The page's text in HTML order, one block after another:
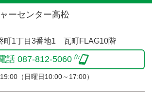
ーセンター高松
町1丁目3番地1 瓦町FLAG10階
話 087-812-5060
（日曜日10:00～17:00）